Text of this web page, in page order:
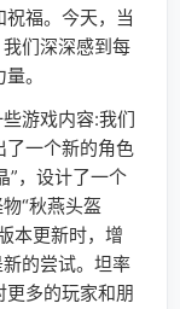
福。今天，当
们深深感到每
。
游戏内容:我们
了一个新的角色
”，设计了一个
“秋燕头盔
本更新时，增
的尝试。坦率
多的玩家和朋